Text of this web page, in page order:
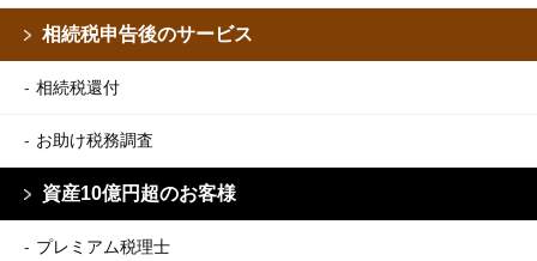
相続税申告後のサービス
相続税還付
お助け税務調査
資産10億円超のお客様
プレミアム税理士